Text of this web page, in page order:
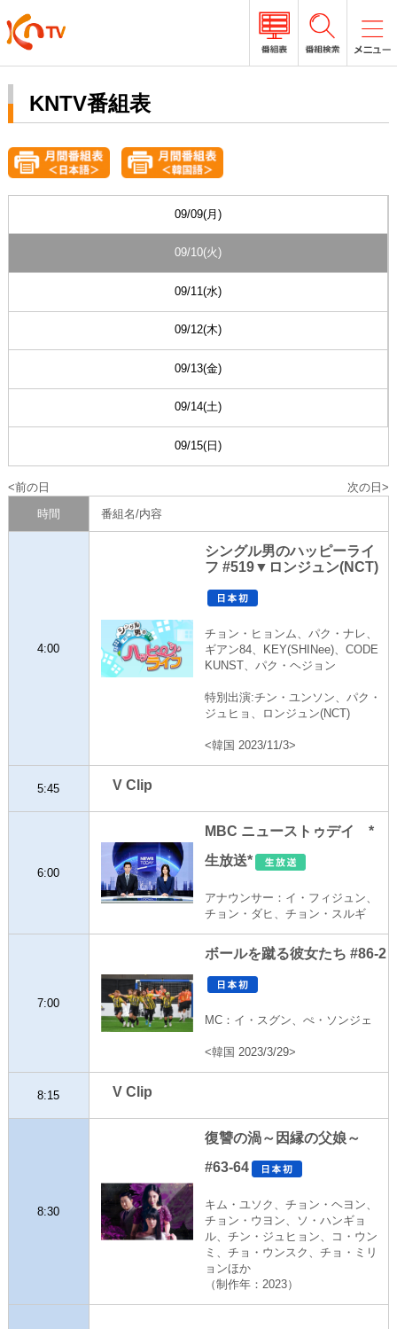
KNTV番組表
09/09(月)
09/10(火)
09/11(水)
09/12(木)
09/13(金)
09/14(土)
09/15(日)
前の日
次の日
時間
番組名/内容
4:00
シングル男のハッピーライ
フ #519▼ロンジュン(NCT)
チョン・ヒョンム、パク・ナレ、
ギアン84、KEY(SHINee)、CODE
KUNST、パク・ヘジョン
特別出演:チン・ユンソン、パク・
ジュヒョ、ロンジュン(NCT)
<韓国 2023/11/3>
5:45 V Clip
6:00
MBC ニューストゥデイ *
生放送*
アナウンサー：イ・フィジュン、
チョン・ダヒ、チョン・スルギ
7:00
ボールを蹴る彼女たち #86-2
MC：イ・スグン、ぺ・ソンジェ
<韓国 2023/3/29>
8:15 V Clip
8:30
復讐の渦～因縁の父娘～
#63-64
キム・ユソク、チョン・ヘヨン、
チョン・ウヨン、ソ・ハンギョ
ル、チン・ジュヒョン、コ・ウン
ミ、チョ・ウンスク、チョ・ミリ
ョンほか
（制作年：2023）